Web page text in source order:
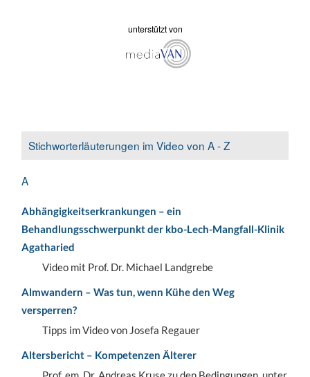
unterstützt von
Stichworterläuterungen im Video von A - Z
A
Abhängigkeitserkrankungen – ein
Behandlungsschwerpunkt der kbo-Lech-Mangfall-Klinik
Agatharied
Video mit Prof. Dr. Michael Landgrebe
Almwandern – Was tun, wenn Kühe den Weg
versperren?
Tipps im Video von Josefa Regauer
Altersbericht – Kompetenzen Älterer